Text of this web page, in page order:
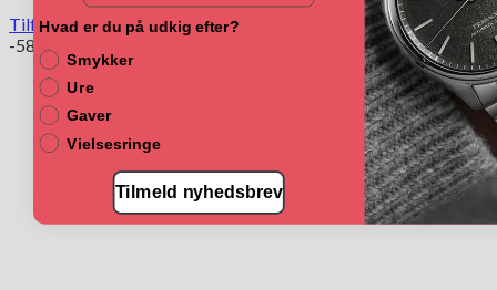
Tilføj til kurv
-58%
Hvad er du på udkig efter?
Smykker
Ure
Gaver
Vielsesringe
Tilmeld nyhedsbrev